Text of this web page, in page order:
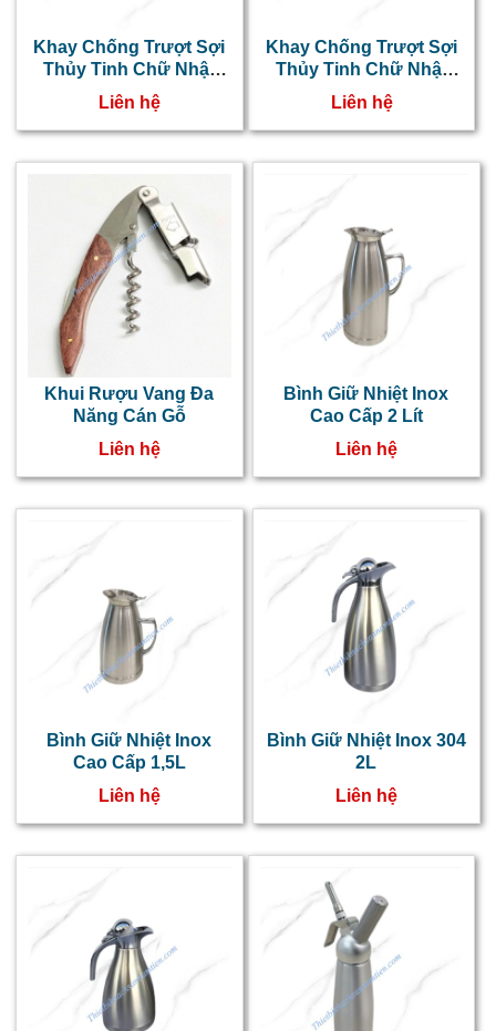
Khay Chống Trượt Sợi
Thủy Tinh Chữ Nhật
36x46cm NT0603011
Liên hệ
Khay Chống Trượt Sợi
Thủy Tinh Chữ Nhật
30x40cm NT0603010
Liên hệ
Khui Rượu Vang Đa
Năng Cán Gỗ
Liên hệ
Bình Giữ Nhiệt Inox
Cao Cấp 2 Lít
Liên hệ
Bình Giữ Nhiệt Inox
Cao Cấp 1,5L
Liên hệ
Bình Giữ Nhiệt Inox 304
2L
Liên hệ